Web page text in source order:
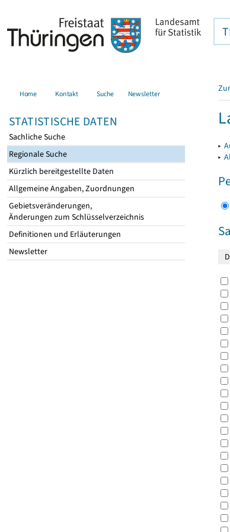
Home Kontakt Suche Newsletter
STATISTISCHE DATEN
Sachliche Suche
Regionale Suche
Kürzlich bereitgestellte Daten
Allgemeine Angaben, Zuordnungen
Gebietsveränderungen,
Änderungen zum Schlüsselverzeichnis
Definitionen und Erläuterungen
Newsletter
▸
▸